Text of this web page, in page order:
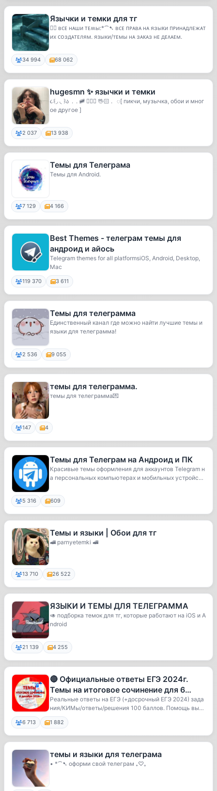
Язычки и темки для тг
♡⃕ ʙᴄᴇ нᴀши ᴛᴇʍы:*⁀➷ ʙᴄᴇ ᴨᴩᴀʙᴀ нᴀ яɜыᴋи ᴨᴩинᴀдлᴇжᴀᴛ
их ᴄᴏɜдᴀᴛᴇлям. языки/тᴇмы нᴀ ɜᴀᴋᴀɜ нᴇ дᴇᴧᴀᴇм.
34 994 68 062
hugesmn ✨ язычки и темки
૮꒰◞ ◟ ꒱ა . . 🚞 𝟢꯭𝟣 🖖🏻 . ◌[ пикчи, музычка, обои и мног
ое другое ]
2 037 13 938
Темы для Телеграма
Темы для Android.
7 129 4 166
Best Themes - телеграм темы для
андроид и айось
Telegram themes for all platformsiOS, Android, Desktop,
Mac
119 370 3 611
Темы для телеграмма
Единственный канал где можно найти лучшие темы и
языки для телеграмма!
2 536 9 055
темы для телеграмма.
темы для телеграмма💌
147 4
Темы для Телеграм на Андроид и ПК
Красивые темы оформления для аккаунтов Telegram н
а персональных компьютерах и мобильных устройст
5 316 609
Темы и языки | Обои для тг
🚅 parnyetemki 🚅
13 710 26 522
ЯЗЫКИ И ТЕМЫ ДЛЯ ТЕЛЕГРАММА
🥑 подборка темок для тг, которые работают на iOS и A
ndroid
21 139 4 255
🔴 Официальные ответы ЕГЭ 2024г.
Темы на итоговое сочинение для 6
декабря 2023г. 🔴
Реальные ответы на ЕГЭ (+досрочный ЕГЭ 2024) зада
ния/КИМы/ответы/решения 100 баллов. Помощь выпу
с...
6 713 1 882
темы и языки для телеграма
• *⁀➷ оформи свой телеграм ₊♡｡